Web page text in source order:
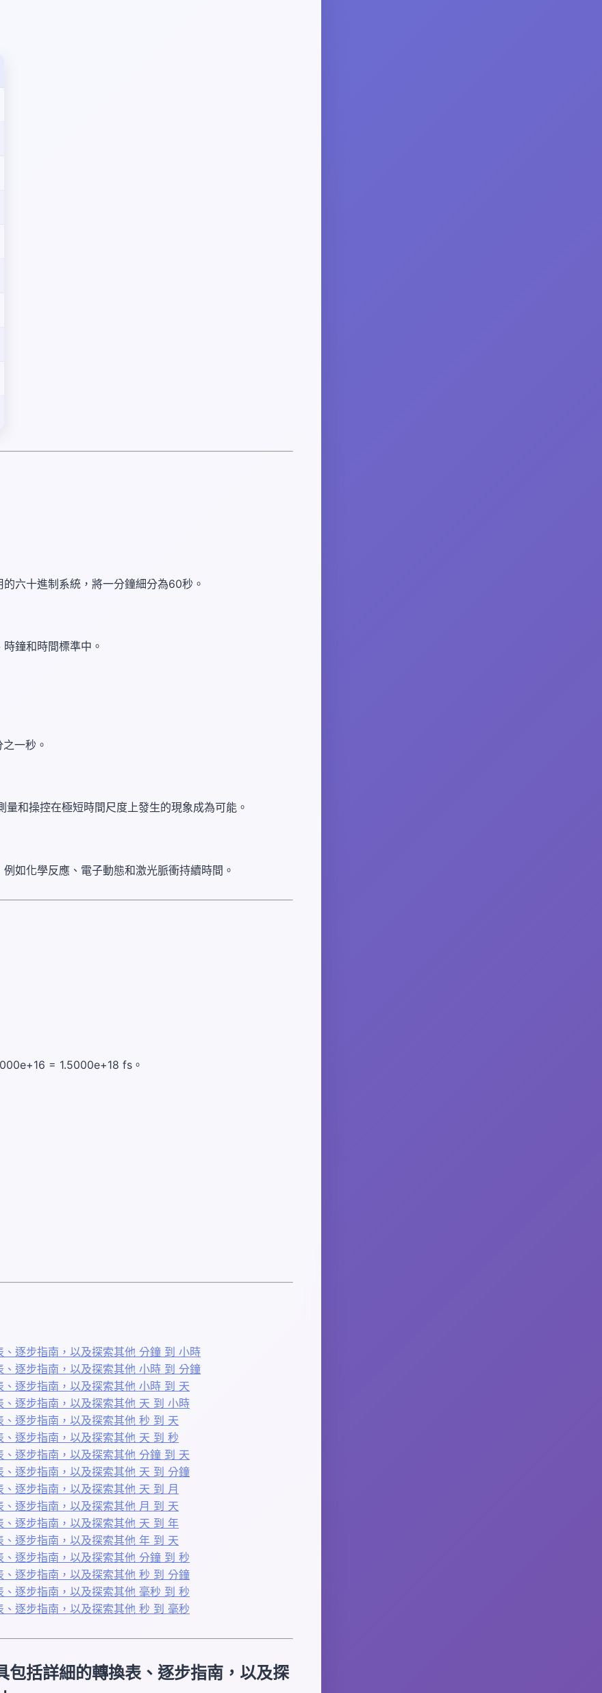
六十進制系統，將一分鐘細分為60秒。
鐘和時間標準中。
一秒。
和操控在極短時間尺度上發生的現象成為可能。
如化學反應、電子動態和激光脈衝持續時間。
= 1.5000e+18 fs。
逐步指南，以及探索其他 分鐘 到 小時
逐步指南，以及探索其他 小時 到 分鐘
逐步指南，以及探索其他 小時 到 天
逐步指南，以及探索其他 天 到 小時
逐步指南，以及探索其他 秒 到 天
逐步指南，以及探索其他 天 到 秒
逐步指南，以及探索其他 分鐘 到 天
逐步指南，以及探索其他 天 到 分鐘
逐步指南，以及探索其他 天 到 月
逐步指南，以及探索其他 月 到 天
逐步指南，以及探索其他 天 到 年
逐步指南，以及探索其他 年 到 天
逐步指南，以及探索其他 分鐘 到 秒
逐步指南，以及探索其他 秒 到 分鐘
逐步指南，以及探索其他 毫秒 到 秒
逐步指南，以及探索其他 秒 到 毫秒
括詳細的轉換表、逐步指南，以及探